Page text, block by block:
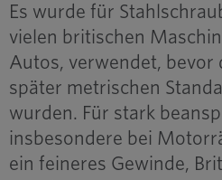
Es wurde für
vielen britischen
Autos, verwendet, bevor
später metrischen
wurden. Für stark
insbesondere bei
ein feineres Gewinde,